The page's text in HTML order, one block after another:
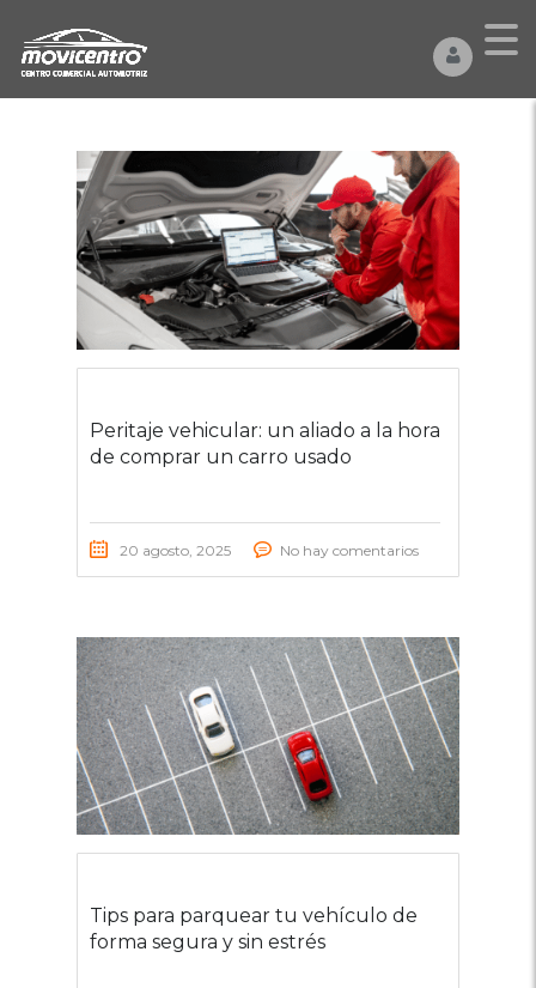
Peritaje vehicular: un aliado a la hora
de comprar un carro usado
20 agosto, 2025 No hay comentarios
Tips para parquear tu vehículo de
forma segura y sin estrés